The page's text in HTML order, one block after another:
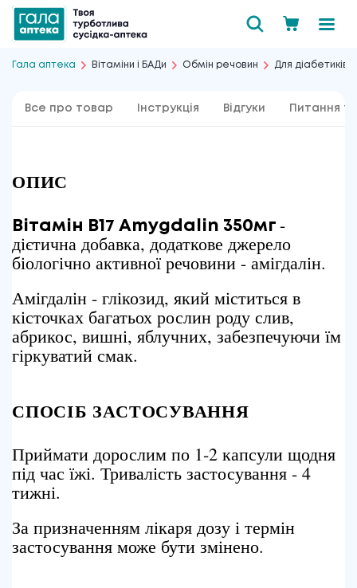
Гала аптека Вітаміни і БАДи Обмін речовин Для діабетиків
Все про товар Інструкція Відгуки Питання та
ОПИС
Вітамін В17 Amygdalin 350мг -
дієтична добавка, додаткове джерело
біологічно активної речовини - амігдалін.
Амігдалін - глікозид, який міститься в
кісточках багатьох рослин роду слив,
абрикос, вишні, яблучних, забезпечуючи їм
гіркуватий смак.
СПОСІБ ЗАСТОСУВАННЯ
Приймати дорослим по 1-2 капсули щодня
під час їжі. Тривалість застосування - 4
тижні.
За призначенням лікаря дозу і термін
застосування може бути змінено.